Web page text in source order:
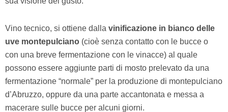
Vino tecnico, si ottiene dalla vinificazione in bianco delle
uve montepulciano (cioè senza contatto con le bucce o
con una breve fermentazione con le vinacce) al quale
possono essere aggiunte parti di mosto prelevato da una
fermentazione “normale” per la produzione di montepulciano
d’Abruzzo, oppure da una parte accantonata e messa a
macerare sulle bucce per alcuni giorni.